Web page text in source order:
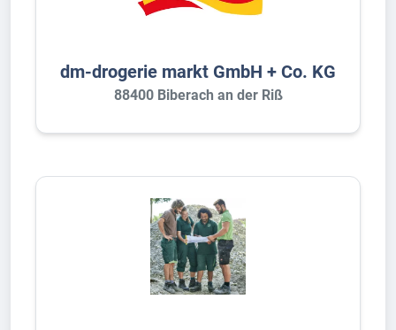
dm-drogerie markt GmbH + Co. KG
88400 Biberach an der Riß